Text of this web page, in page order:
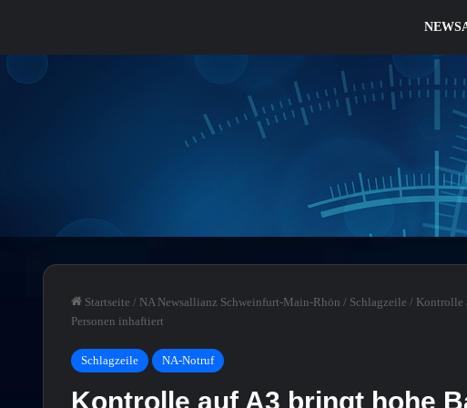
Startseite / NA Newsallianz Schweinfurt-Main-Rhön / Schlagzeile / Kontrolle
Personen inhaftiert
Schlagzeile NA-Notruf
Kontrolle auf A3 bringt hohe